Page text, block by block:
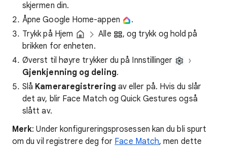
skjermen din.
Åpne Google Home-appen
.
Trykk på Hjem
Alle
, og trykk og hold på
brikken for enheten.
Øverst til høyre trykker du på Innstillinger
Gjenkjenning og deling.
Slå Kameraregistrering av eller på. Hvis du slår
det av, blir Face Match og Quick Gestures også
slått av.
Merk: Under konfigureringsprosessen kan du bli spurt
om du vil registrere deg for Face Match, men dette